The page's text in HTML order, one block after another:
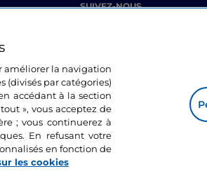
SUIVEZ-NOUS
améliorer la navigation
(divisés par catégories)
accédant à la section
», vous acceptez de
; vous continuerez à
En refusant votre
en fonction de
les cookies